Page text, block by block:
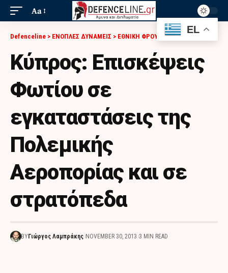
Aa
Defenceline > ΕΝΟΠΛΕΣ ΔΥΝΑΜΕΙΣ > ΕΘΝΙΚΗ ΦΡΟΥΡΑ>ΚΎΠΡΟΣ: ΕΠΙΣΚΈΨΕΙΣ ΦΩΤΊΟΥ ΣΕ ΕΓΚΑΤΑΣΤΆΣΕΙΣ ΤΗΣ ΠΟΛΕΜΙΚΉΣ ΑΕΡΟΠΟΡΊΑΣ ΚΑΙ ΣΕ ΣΤΡΑΤΌΠΕΔΑ
Κύπρος: Επισκέψεις
Φωτίου σε
εγκαταστάσεις της
Πολεμικής
Αεροπορίας και σε
στρατόπεδα
BY Γιώργος Λαμπράκης NOVEMBER 30, 2013 3 MIN READ
EL